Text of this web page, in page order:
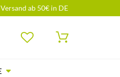
ab 50€ in DE